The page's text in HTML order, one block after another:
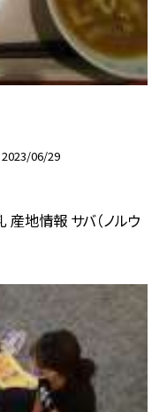
2023/06/29
地情報 サバ（ノルウ